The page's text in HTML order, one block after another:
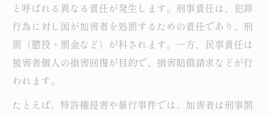
刑事責任が問えない時の法的選択肢とは
責任能力がない人例と対応策を紹介
刑事事件における精神鑑定の実際
刑事責任能力がない場合の社会的影響
刑事事件で証拠収集を徹底する理由
と呼ばれる異なる責任が発生します。刑事責任は、犯罪
行為に対し国が加害者を処罰するための責任であり、刑
罰（懲役・罰金など）が科されます。一方、民事責任は
被害者個人の損害回復が目的で、損害賠償請求などが行
われます。
たとえば、特許権侵害や暴行事件では、加害者は刑事罰